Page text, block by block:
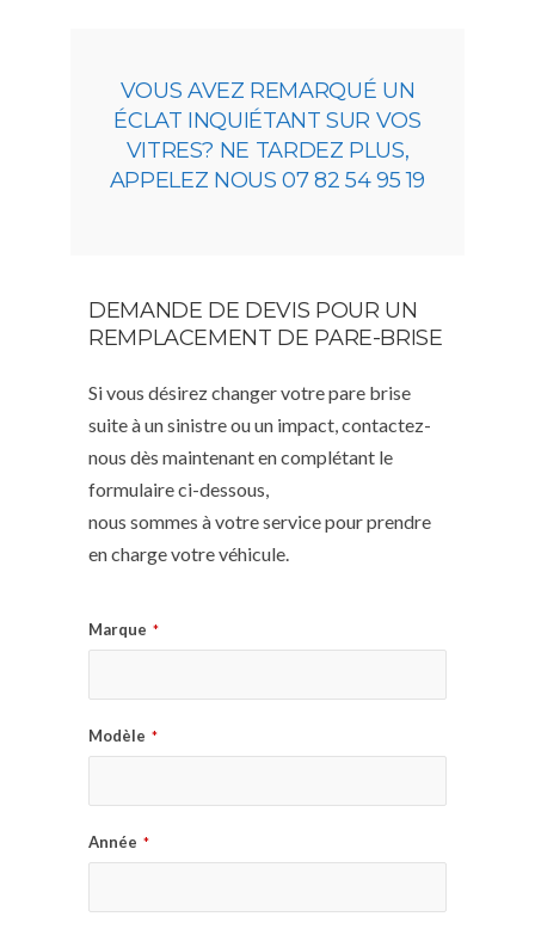
VOUS AVEZ REMARQUÉ UN
ÉCLAT INQUIÉTANT SUR VOS
VITRES? NE TARDEZ PLUS,
APPELEZ NOUS 07 82 54 95 19
DEMANDE DE DEVIS POUR UN
REMPLACEMENT DE PARE-BRISE
Si vous désirez changer votre pare brise
suite à un sinistre ou un impact, contactez-
nous dès maintenant en complétant le
formulaire ci-dessous,
nous sommes à votre service pour prendre
en charge votre véhicule.
Marque *
Modèle *
Année *